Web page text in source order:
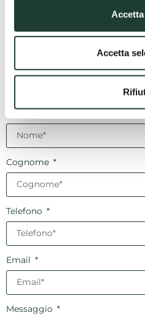
Accetta
ufficiale delle Terme di
DESIDERO RICEVERE
Nome
Cognome
Telefono
Email
Messaggio